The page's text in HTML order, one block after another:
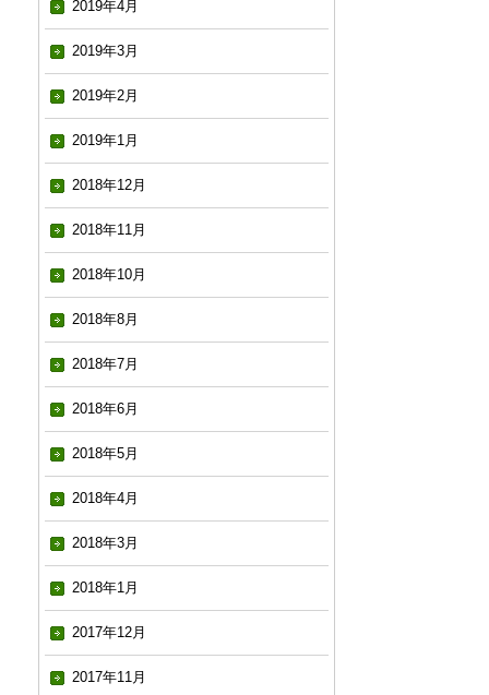
2019年4月
2019年3月
2019年2月
2019年1月
2018年12月
2018年11月
2018年10月
2018年8月
2018年7月
2018年6月
2018年5月
2018年4月
2018年3月
2018年1月
2017年12月
2017年11月